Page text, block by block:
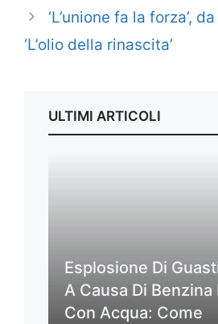
‘L’unione fa la forza’,
‘L’olio della rinascita’
ULTIMI ARTICOLI
Esplosione Di
A Causa Di Benzina
Con Acqua: Come